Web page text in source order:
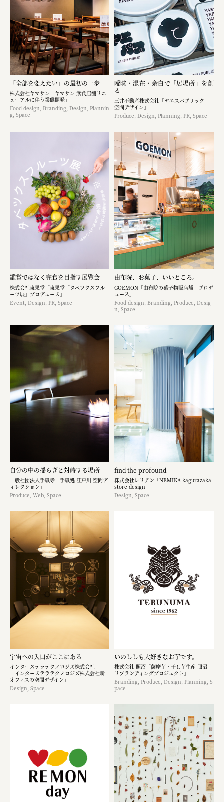
「全部を変えたい」の最初の一歩
株式会社ヤマサン「ヤマサン 飲食店舗リニ
ューアルに伴う業態開発」
Food design, Branding, Design, Plannin
g, Space
曖昧・混在・余白で「居場所」を創
る
三井不動産株式会社「ヤエスパブリック
空間デザイン」
Produce, Design, Planning, PR, Space
鑑賞ではなく完食を目指す展覧会
株式会社東果堂「東果堂「タベツクスフル
ーツ展」プロデュース」
Event, Design, PR, Space
由布院、お菓子、いいところ。
GOEMON「由布院の菓子物販店舗 プロデ
ュース」
Food design, Branding, Produce, Desig
n, Space
自分の中の揺らぎと対峙する場所
一般社団法人手紙寺「手紙処 江戸川 空間デ
ィレクション」
Produce, Web, Space
find the profound
株式会社レリアン「NEMIKA kagurazaka
store design」
Design, Space
宇宙への入口がここにある
インターステラテクノロジズ株式会社
「インターステラテクノロジズ株式会社新
オフィスの空間デザイン」
Design, Space
いのししも大好きなお芋です。​
株式会社 照沼「薩摩芋・干し芋生産 照沼
リブランディングプロジェクト」
Branding, Produce, Design, Planning, S
pace